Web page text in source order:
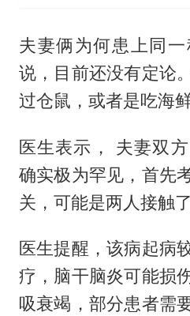
夫妻俩为何患上同
说，目前还没有定论
过仓鼠，或者是吃海
医生表示， 夫妻双
确实极为罕见，首先
关，可能是两人接触
医生提醒，该病起病
疗，脑干脑炎可能损
吸衰竭，部分患者需